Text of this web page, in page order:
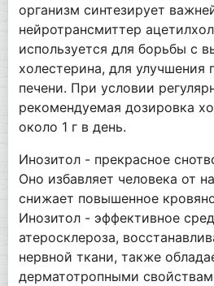
организм синтезирует
нейротрансмиттер
используется для борьбы с
холестерина, для улучшения
печени. При условии
рекомендуемая дозировка
около 1 г в день.
Инозитол - прекрасное
Оно избавляет человека от
снижает повышенное
Инозитол - эффективное
атеросклероза,
нервной ткани, также
дерматотропными